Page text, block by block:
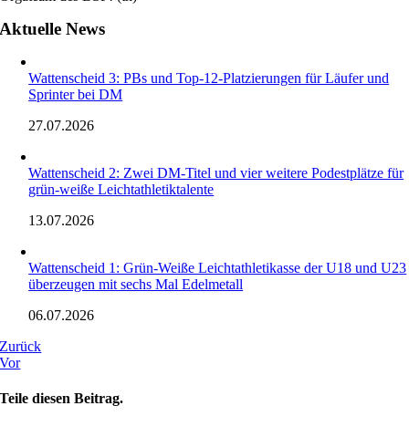
Aktuelle News
Wattenscheid 3: PBs und Top-12-Platzierungen für Läufer und
Sprinter bei DM
27.07.2026
Wattenscheid 2: Zwei DM-Titel und vier weitere Podestplätze für
grün-weiße Leichtathletiktalente
13.07.2026
Wattenscheid 1: Grün-Weiße Leichtathletikasse der U18 und U23
überzeugen mit sechs Mal Edelmetall
06.07.2026
Zurück
Vor
Teile diesen Beitrag.